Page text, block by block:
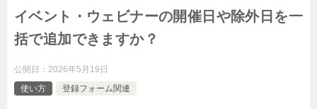
イベント・ウェビナーの開催日や除外日を一
括で追加できますか？
公開日： 2026年5月19日
使い方
登録フォーム関連